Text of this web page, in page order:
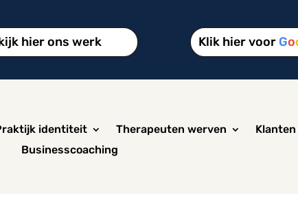
hier ons werk Klik hier voor Go
identiteit Therapeuten werven
Businesscoaching